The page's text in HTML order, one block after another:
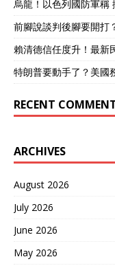
烏龍！以色列國防軍稱
前腳說談判後腳要開打
賴清德信任度升！最新
特朗普要動手了？美國
RECENT
ARCHIVES
August 2026
July 2026
June 2026
May 2026